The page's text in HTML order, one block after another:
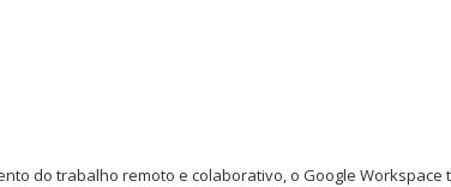
do trabalho remoto e colaborativo, o Google